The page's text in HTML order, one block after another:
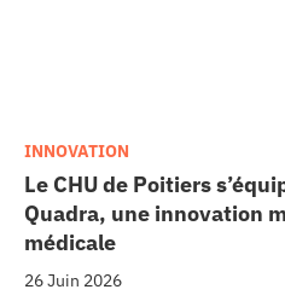
Le CHU de Poitiers
Quadra, une innovation
médicale
26 Juin 2026
INNOVATION